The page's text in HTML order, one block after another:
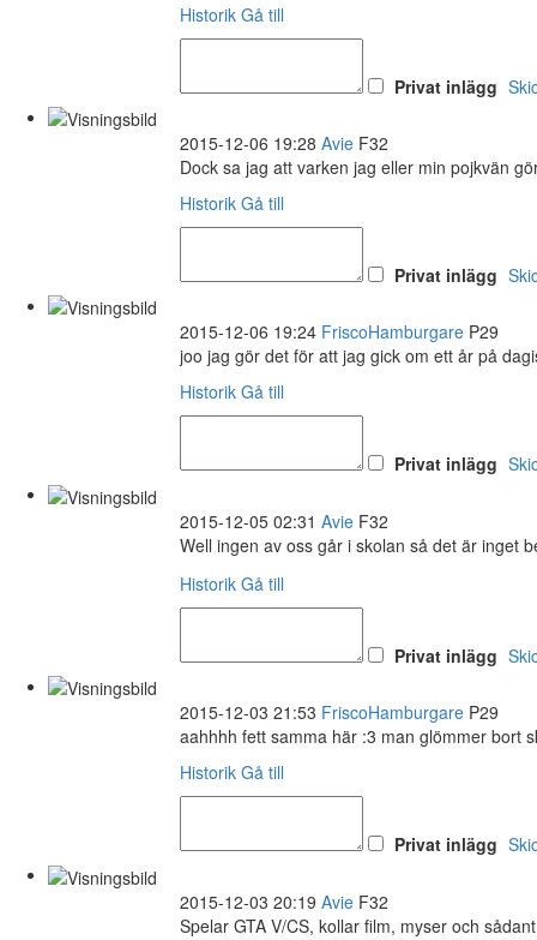
Historik Gå till
Privat inlägg
2015-12-06 19:28 Avie F32
Dock sa jag att varken jag eller min pojkvän
Historik Gå till
Privat inlägg
2015-12-06 19:24 FriscoHamburgare P29
joo jag gör det för att jag gick om ett år på
Historik Gå till
Privat inlägg
2015-12-05 02:31 Avie F32
Well ingen av oss går i skolan så det är inget
Historik Gå till
Privat inlägg
2015-12-03 21:53 FriscoHamburgare P29
aahhhh fett samma här :3 man glömmer bort
Historik Gå till
Privat inlägg
2015-12-03 20:19 Avie F32
Spelar GTA V/CS, kollar film, myser och